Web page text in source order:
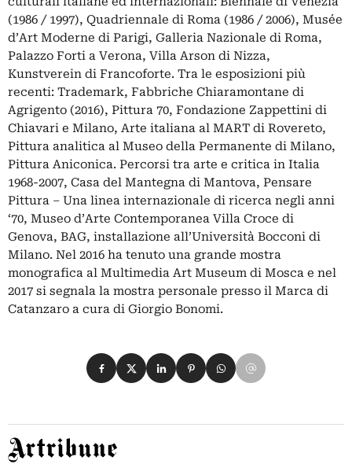
(1986 / 1997), Quadriennale di Roma (1986 / 2006), Musée
d’Art Moderne di Parigi, Galleria Nazionale di Roma,
Palazzo Forti a Verona, Villa Arson di Nizza,
Kunstverein di Francoforte. Tra le esposizioni più
recenti: Trademark, Fabbriche Chiaramontane di
Agrigento (2016), Pittura 70, Fondazione Zappettini di
Chiavari e Milano, Arte italiana al MART di Rovereto,
Pittura analitica al Museo della Permanente di Milano,
Pittura Aniconica. Percorsi tra arte e critica in Italia
1968-2007, Casa del Mantegna di Mantova, Pensare
Pittura – Una linea internazionale di ricerca negli anni
‘70, Museo d’Arte Contemporanea Villa Croce di
Genova, BAG, installazione all’Università Bocconi di
Milano. Nel 2016 ha tenuto una grande mostra
monografica al Multimedia Art Museum di Mosca e nel
2017 si segnala la mostra personale presso il Marca di
Catanzaro a cura di Giorgio Bonomi.
Condividi su Facebook
Condividi su X
Condividi su LinkedIn
Condividi su Pinterest
Condividi su WhatsApp
Condividi su Email
Artribune